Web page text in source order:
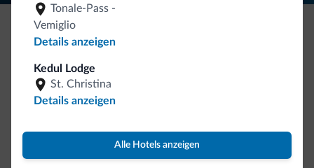
Tonale-Pass -
Vemiglio
Details anzeigen
Kedul Lodge
St. Christina
Details anzeigen
Alle Hotels anzeigen
Seien Sie originell, entdecken Sie die neue
Kollektion
So viele von Ihnen haben uns gefragt. Die neue Kollektion
von Dolomiti.it ist da!